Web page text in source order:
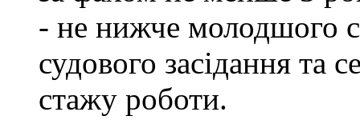
- не нижче молодшого
судового засідання та
стажу роботи.